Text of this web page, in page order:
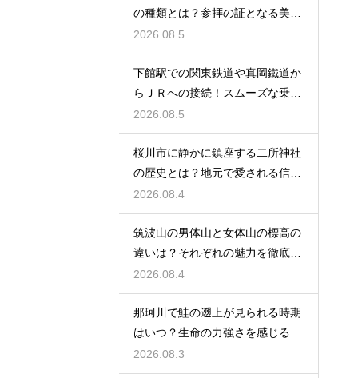
の種類とは？参拝の証となる美し
い記録
2026.08.5
下館駅での関東鉄道や真岡鐵道か
らＪＲへの接続！スムーズな乗り
換え術
2026.08.5
桜川市に静かに鎮座する二所神社
の歴史とは？地元で愛される信仰
の拠点
2026.08.4
筑波山の男体山と女体山の標高の
違いは？それぞれの魅力を徹底解
説する
2026.08.4
那珂川で鮭の遡上が見られる時期
はいつ？生命の力強さを感じる秋
の風物詩
2026.08.3